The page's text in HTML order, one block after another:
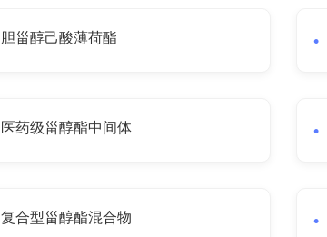
胆甾醇己酸薄荷酯
医药级甾醇酯中间体
复合型甾醇酯混合物